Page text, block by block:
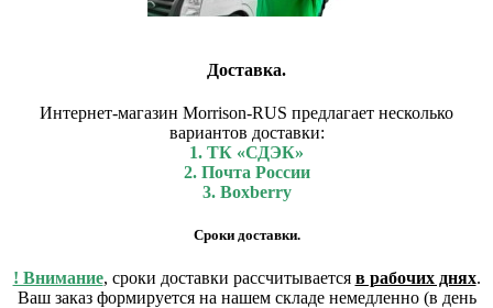
Доставка.
Интернет-магазин Morrison-RUS предлагает несколько
вариантов доставки:
1. ТК «СДЭК»
2. Почта России
3. Boxberry
Сроки доставки.
! Внимание, сроки доставки рассчитывается в рабочих днях.
Ваш заказ формируется на нашем складе немедленно (в день